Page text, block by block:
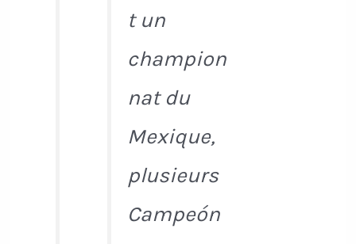
t un
champion
nat du
Mexique,
plusieurs
Campeón